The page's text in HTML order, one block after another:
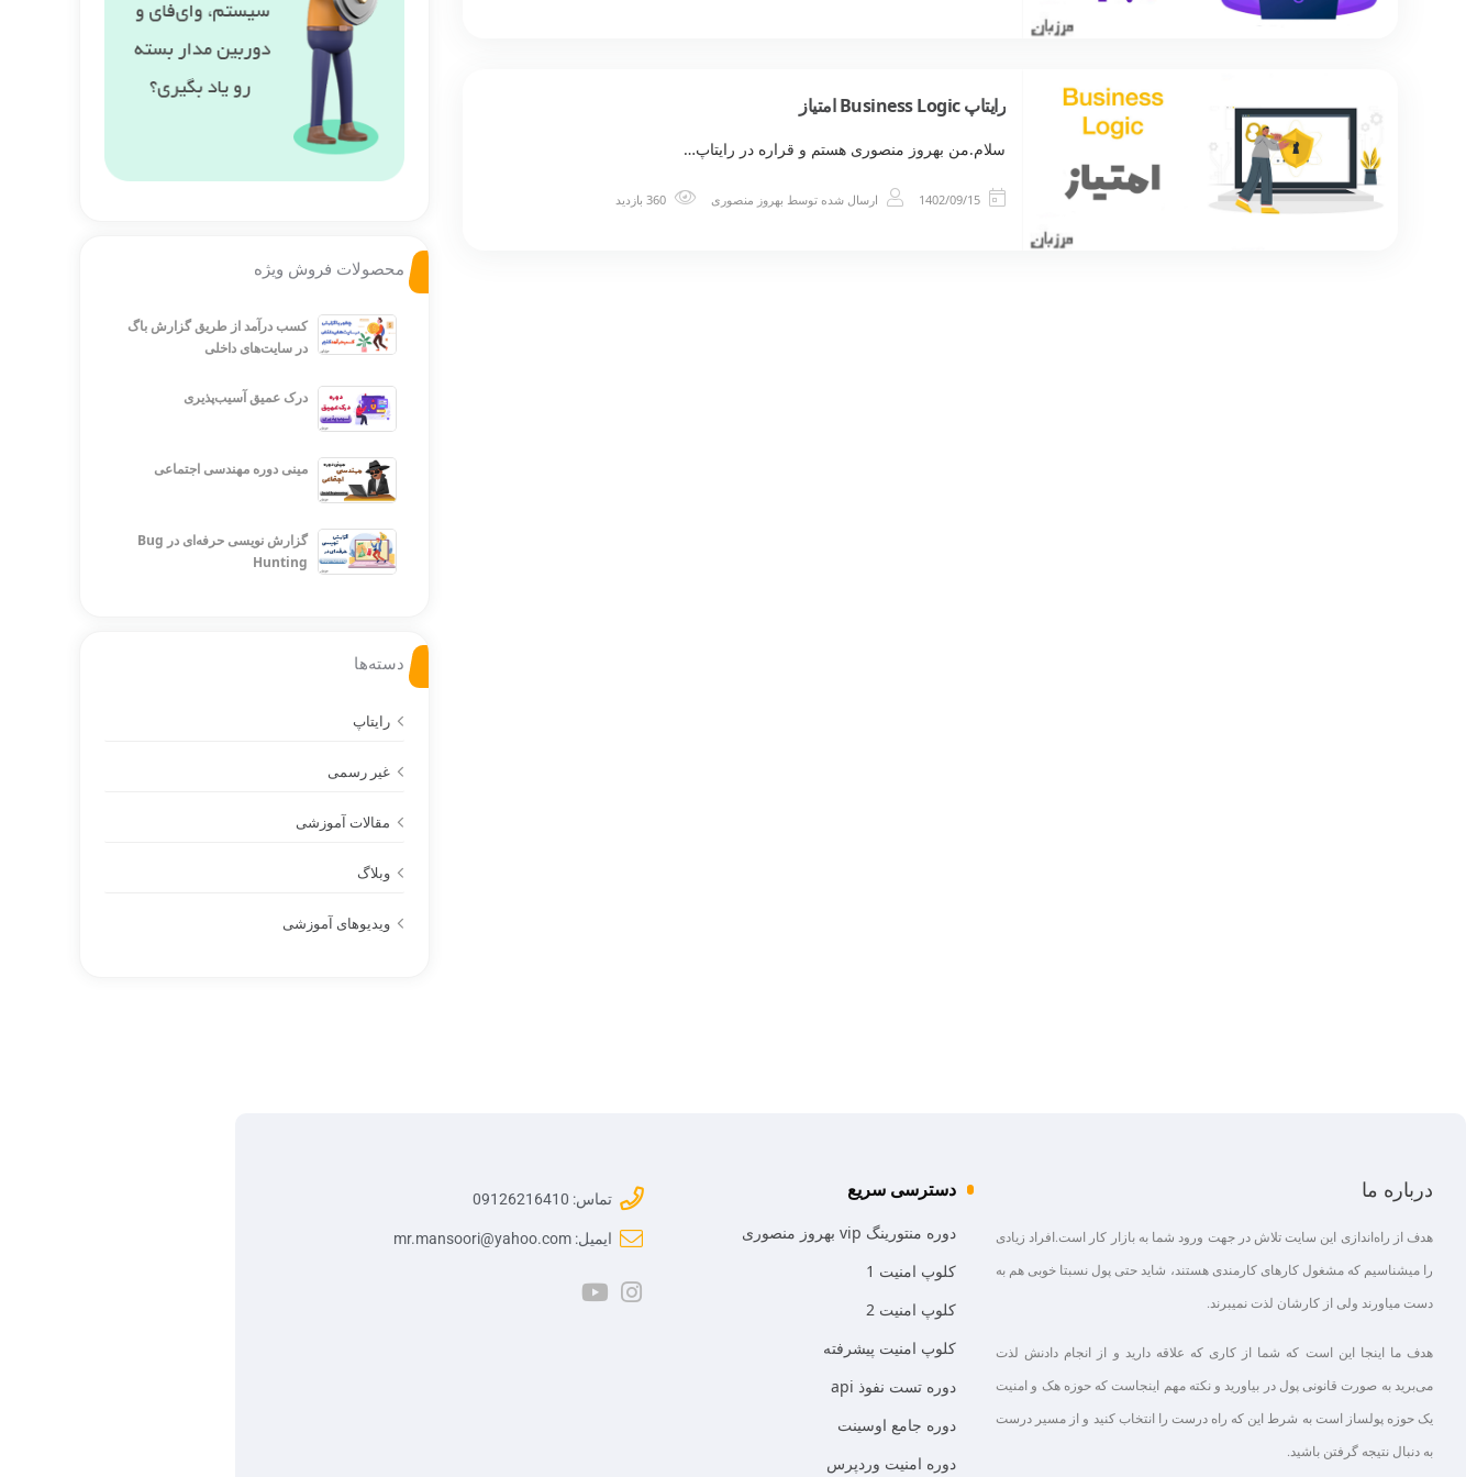
رایتاپ Business Logic امتیاز
سلام.من بهروز منصوری هستم و قراره در رایتاپ…
1402/09/15 ارسال شده توسط بهروز منصوری
محصولات فروش ویژه
کسب درآمد از طریق گزارش باگ
در سایت‌های داخلی
درک عمیق آسیب‌پذیری
مینی دوره مهندسی اجتماعی
گزارش نویسی حرفه‌ای در Bug
Hunting
دسته‌ها
رایتاپ
غیر رسمی
مقالات آموزشی
وبلاگ
ویدیوهای آموزشی
درباره ما
هدف از راه‌اندازی این سایت تلاش در جهت ورود شما به بازار کار است.افراد زیادی
را میشناسیم که مشغول کارهای کارمندی هستند، شاید حتی پول نسبتا خوبی هم به
دست میاورند ولی از کارشان لذت نمیبرند.
هدف ما اینجا این است که شما از کاری که علاقه‌ دارید و از انجام دادنش لذت
می‌برید به صورت قانونی پول در بیاورید و نکته مهم اینجاست که حوزه هک و امنیت
یک حوزه پولساز است به شرط این که راه درست را انتخاب کنید و از مسیر درست
به دنبال نتیجه گرفتن باشید.
دسترسی سریع
دوره منتورینگ vip بهروز منصوری
کلوپ امنیت 1
کلوپ امنیت 2
کلوپ امنیت پیشرفته
دوره تست نفوذ api
دوره جامع اوسینت
دوره امنیت وردپرس
تماس: 09126216410
ایمیل: mr.mansoori@yahoo.com